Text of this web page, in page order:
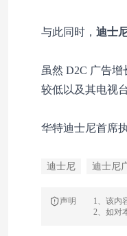
与此同时， 迪士
虽然 D2C 广告
较低以及其电视
华特迪士尼首席
迪士尼 迪士尼
声明
1、该内
2、如对